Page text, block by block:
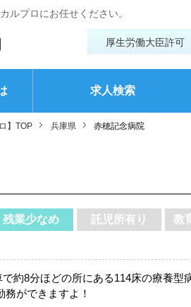
ルプロにお任せください。
厚生労働大臣許
求人検索
】TOP 兵庫県 赤穂記念病院
残業少なめ 託児所有り 教
約8分ほどの所にある114床の療養
ができますよ！